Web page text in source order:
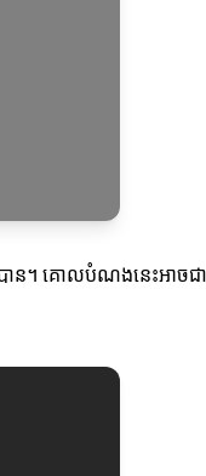
។ គោលបំណងនេះអាចជា